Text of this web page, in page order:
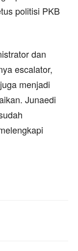
politisi PKB
dan
escalator,
menjadi
Junaedi